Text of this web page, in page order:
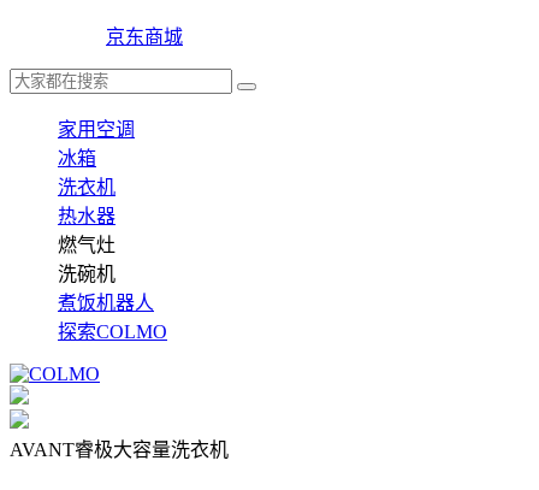
京东商城
家用空调
冰箱
洗衣机
热水器
燃气灶
洗碗机
煮饭机器人
探索COLMO
AVANT睿极大容量洗衣机